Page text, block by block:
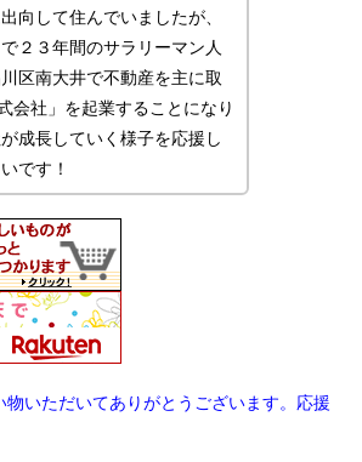
向して住んでいましたが、
２３年間のサラリーマン人
区南大井で不動産を主に取
会社」を起業することになり
成長していく様子を応援し
です！
物いただいてありがとうございます。応援